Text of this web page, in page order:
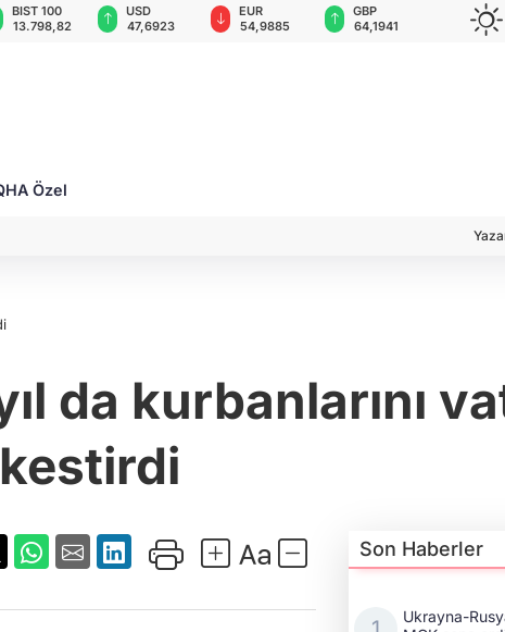
BIST 100
13.798,82
USD
47,6923
EUR
54,9885
GBP
64,1941
CHF
Özel
da kurbanlarını
kestirdi
Son Haberler
Ukrayna-